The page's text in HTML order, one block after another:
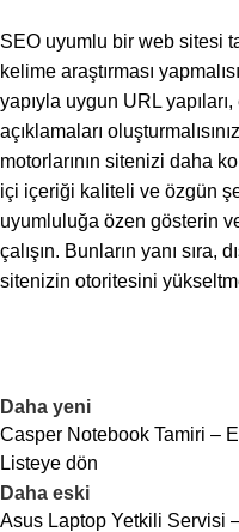
SEO uyumlu bir web sitesi
kelime araştırması
yapıyla uygun URL
açıklamaları
motorlarının sitenizi daha
içi içeriği kaliteli ve özgün
uyumluluğa özen gösterin
çalışın. Bunların yanı sıra,
sitenizin otoritesini
Daha yeni
Casper Notebook Tamiri –
Listeye dön
Daha eski
Asus Laptop Yetkili Servisi